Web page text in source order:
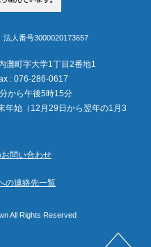
法人番号3000020173657
町字大学1丁目2番地1
: 076-286-0617
から午後5時15分
年始（12月29日から翌年の1月3
問い合わせ
の連絡先一覧
All Rights Reserved